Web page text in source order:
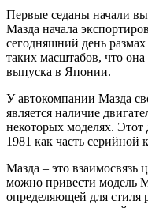
Первые седаны начали
Мазда начала
сегодняшний день
таких масштабов, что
выпуска в Японии.
У автокомпании Мазда
является наличие
некоторых моделях. Этот
1981 как часть серийной
Мазда – это взаимосвязь
можно привести модель
определяющей для стиля